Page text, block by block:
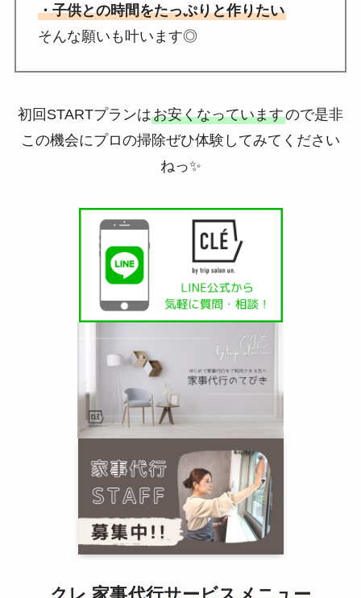
・子供との時間をたっぷりと作りたい
そんな願いも叶います◎
初回STARTプランはお安くなっていますので是非
この機会にプロの掃除ぜひ体験してみてください
ねっ✨